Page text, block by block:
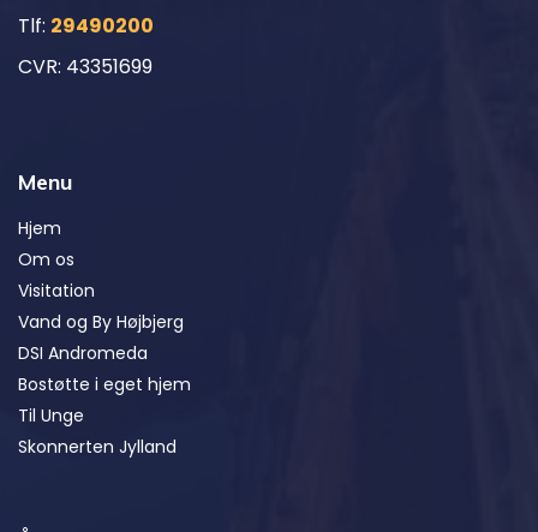
Tlf: 29490200
CVR: 43351699
Menu
Hjem
Om os
Visitation
Vand og By Højbjerg
DSI Andromeda
Bostøtte i eget hjem
Til Unge
Skonnerten Jylland